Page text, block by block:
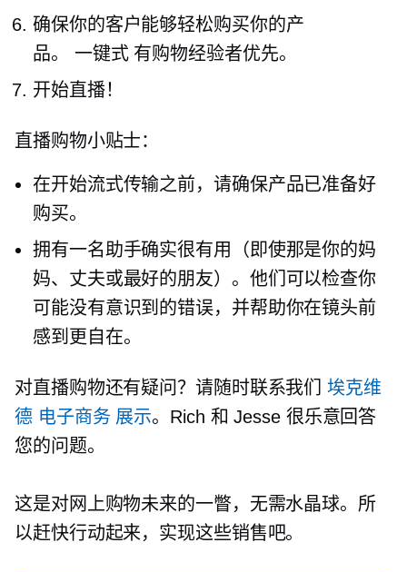
确保你的客户能够轻松购买你的产
品。 一键式有购物经验者优先。
开始直播！
直播购物小贴士：
在开始流式传输之前，请确保产品已准备好
购买。
拥有一名助手确实很有用（即使那是你的妈
妈、丈夫或最好的朋友）。他们可以检查你
可能没有意识到的错误，并帮助你在镜头前
感到更自在。
对直播购物还有疑问？请随时联系我们埃克维
德 电子商务 展示。Rich 和 Jesse 很乐意回答
您的问题。
这是对网上购物未来的一瞥，无需水晶球。所
以赶快行动起来，实现这些销售吧。